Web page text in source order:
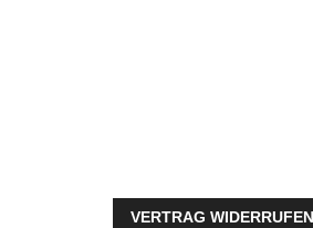
VERTRAG WIDERRUFEN